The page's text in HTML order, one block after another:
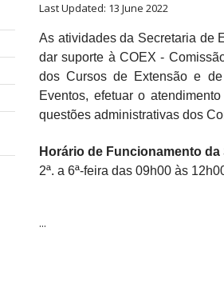
Last Updated: 13 June 2022
As atividades da Secretaria de
dar suporte à COEX -
dos Cursos de Extensão e
Eventos, efetuar o
questões administrativas dos
Horário de Funcionamento
2ª. a 6ª-feira das 09h00 às
...